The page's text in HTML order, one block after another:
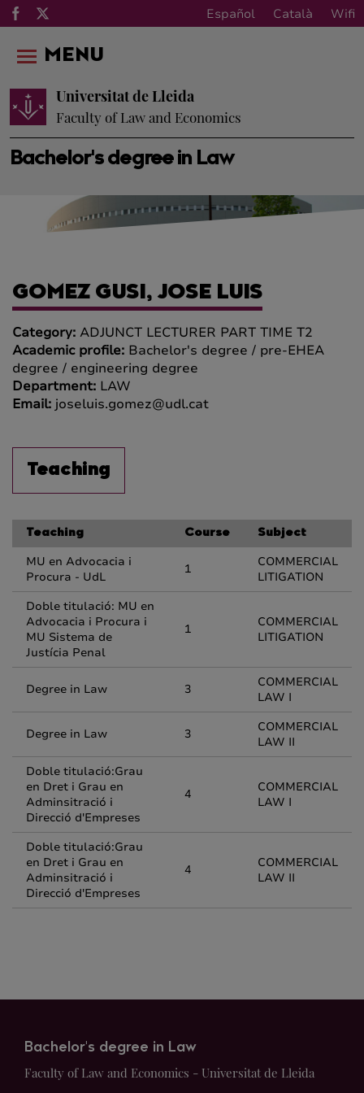
Español Català Wifi
Bachelor's degree in Law
Universitat de Lleida
Faculty of Law and Economics
MENU
GOMEZ GUSI, JOSE LUIS
Category: ADJUNCT LECTURER PART TIME T2
Academic profile: Bachelor's degree / pre-EHEA
degree / engineering degree
Department: LAW
Email: joseluis.gomez@udl.cat
Teaching
Teaching Course Subject
MU en Advocacia i
Procura - UdL
1
COMMERCIAL
LITIGATION
Doble titulació: MU en
Advocacia i Procura i
MU Sistema de
Justícia Penal
1
COMMERCIAL
LITIGATION
Degree in Law 3
COMMERCIAL
LAW I
Degree in Law 3
COMMERCIAL
LAW II
Doble titulació:Grau
en Dret i Grau en
Adminsitració i
Direcció d'Empreses
4
COMMERCIAL
LAW I
Doble titulació:Grau
en Dret i Grau en
Adminsitració i
Direcció d'Empreses
4
COMMERCIAL
LAW II
Bachelor's degree in Law
Faculty of Law and Economics - Universitat de Lleida